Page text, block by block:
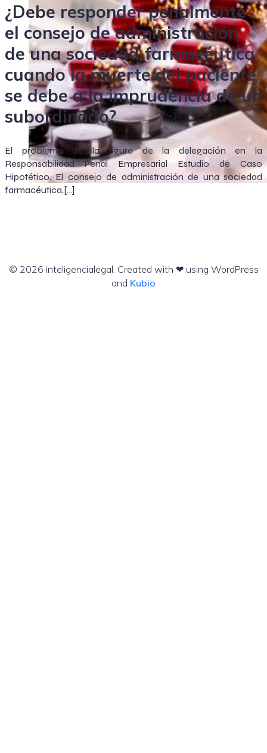
¿Debe responder penalmente
el consejo de administración
de una sociedad farmacéutica
cuando la muerte del paciente
se debe a la imprudencia de un
subordinado?
El problema de la figura de la delegación en la
Responsabilidad Penal Empresarial Estudio de Caso
Hipotético. El consejo de administración de una sociedad
farmacéutica,[…]
© 2026 inteligencialegal. Created with ❤ using WordPress
and Kubio